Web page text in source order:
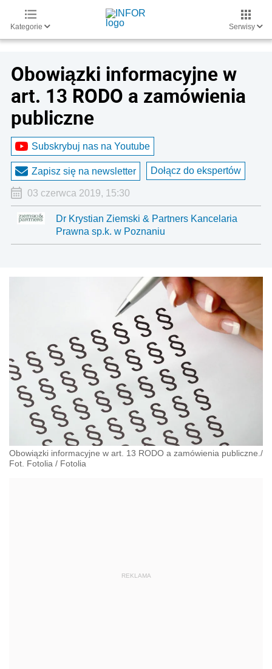
Kategorie Serwisy
Obowiązki informacyjne w
art. 13 RODO a zamówienia
publiczne
Subskrybuj nas na Youtube
Zapisz się na newsletter Dołącz do ekspertów
03 czerwca 2019, 15:30
Dr Krystian Ziemski & Partners Kancelaria
Prawna sp.k. w Poznaniu
Obowiązki informacyjne w art. 13 RODO a zamówienia publiczne./
Fot. Fotolia / Fotolia